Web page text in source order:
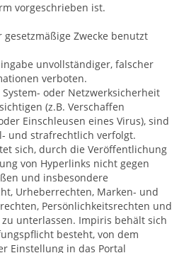
vorgeschrieben ist.
Zwecke benutzt
unvollständiger, falscher
verboten.
oder Netzwerksicherheit
(z.B. Verschaffen
Einschleusen eines Virus), sind
und strafrechtlich verfolgt.
sich, durch die Veröffentlichung
von Hyperlinks nicht gegen
und insbesondere
Urheberrechten, Marken- und
Persönlichkeitsrechten und
unterlassen. Impiris behält sich
besteht, von dem
Einstellung in das Portal